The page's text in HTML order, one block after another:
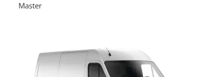
Master